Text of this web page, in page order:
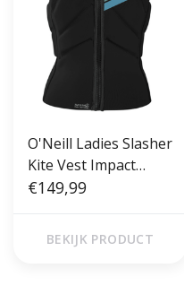
O'Neill Ladies Slasher
Kite Vest Impact
Black
€149,99
BEKIJK PRODUCT